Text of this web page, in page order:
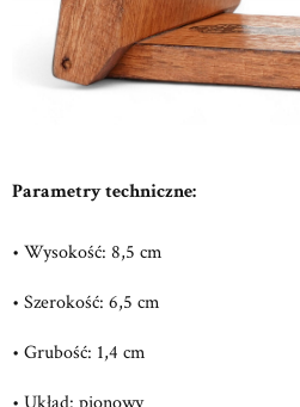
Parametry techniczne:
• Wysokość: 8,5 cm
• Szerokość: 6,5 cm
• Grubość: 1,4 cm